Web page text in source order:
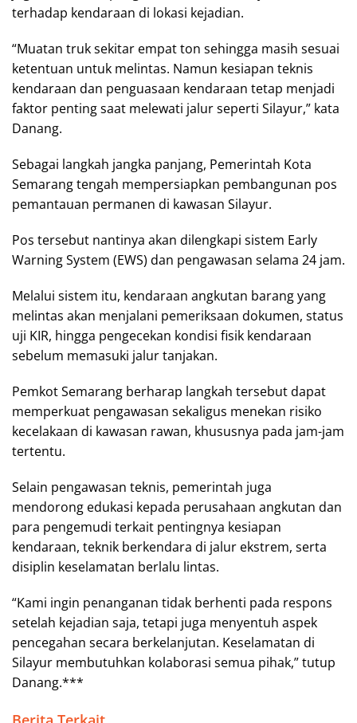
terhadap kendaraan di lokasi kejadian.
“Muatan truk sekitar empat ton sehingga masih sesuai
ketentuan untuk melintas. Namun kesiapan teknis
kendaraan dan penguasaan kendaraan tetap menjadi
faktor penting saat melewati jalur seperti Silayur,” kata
Danang.
Sebagai langkah jangka panjang, Pemerintah Kota
Semarang tengah mempersiapkan pembangunan pos
pemantauan permanen di kawasan Silayur.
Pos tersebut nantinya akan dilengkapi sistem Early
Warning System (EWS) dan pengawasan selama 24 jam.
Melalui sistem itu, kendaraan angkutan barang yang
melintas akan menjalani pemeriksaan dokumen, status
uji KIR, hingga pengecekan kondisi fisik kendaraan
sebelum memasuki jalur tanjakan.
Pemkot Semarang berharap langkah tersebut dapat
memperkuat pengawasan sekaligus menekan risiko
kecelakaan di kawasan rawan, khususnya pada jam-jam
tertentu.
Selain pengawasan teknis, pemerintah juga
mendorong edukasi kepada perusahaan angkutan dan
para pengemudi terkait pentingnya kesiapan
kendaraan, teknik berkendara di jalur ekstrem, serta
disiplin keselamatan berlalu lintas.
“Kami ingin penanganan tidak berhenti pada respons
setelah kejadian saja, tetapi juga menyentuh aspek
pencegahan secara berkelanjutan. Keselamatan di
Silayur membutuhkan kolaborasi semua pihak,” tutup
Danang.***